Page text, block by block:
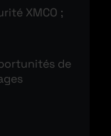
XMCO ;
de